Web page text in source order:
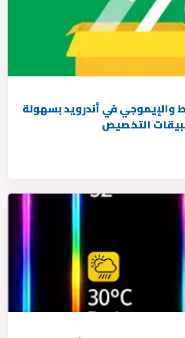
والإيموجي في أندرويد بسهولة
التخصيص